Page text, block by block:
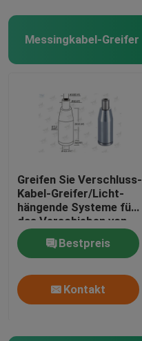
Messingkabel-Greifer
Greifen Sie Verschluss-
Kabel-Greifer/Licht-
hängende Systeme für
das Verschieben von
Zeichen
Bestpreis
Kontakt